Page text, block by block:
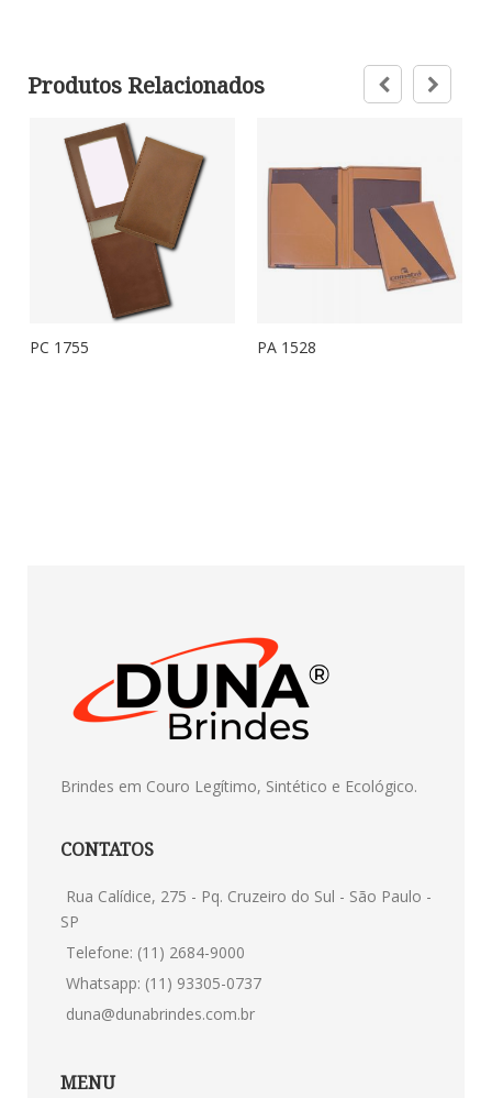
Produtos Relacionados
PC 1755 PA 1528
Brindes em Couro Legítimo, Sintético e Ecológico.
CONTATOS
Rua Calídice, 275 - Pq. Cruzeiro do Sul - São Paulo -
SP
Telefone: (11) 2684-9000
Whatsapp: (11) 93305-0737
duna@dunabrindes.com.br
MENU